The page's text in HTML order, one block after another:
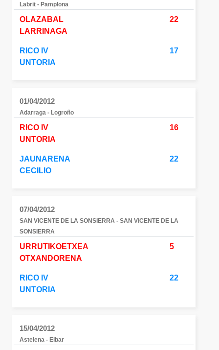
Labrit - Pamplona
OLAZABAL
LARRINAGA
22
RICO IV
UNTORIA
17
01/04/2012
Adarraga - Logroño
RICO IV
UNTORIA
16
JAUNARENA
CECILIO
22
07/04/2012
SAN VICENTE DE LA SONSIERRA - SAN VICENTE DE LA
SONSIERRA
URRUTIKOETXEA
OTXANDORENA
5
RICO IV
UNTORIA
22
15/04/2012
Astelena - Eibar